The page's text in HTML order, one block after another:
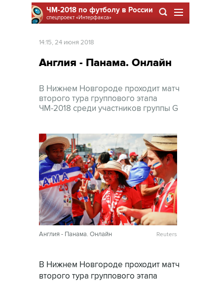
ЧМ-2018 по футболу в России
спецпроект«Интерфакса»
14:15, 24 июня 2018
Англия - Панама. Онлайн
В Нижнем Новгороде проходит матч
второго тура группового этапа
ЧМ-2018 среди участников группы G
Англия - Панама. Онлайн Reuters
В Нижнем Новгороде проходит матч
второго тура группового этапа